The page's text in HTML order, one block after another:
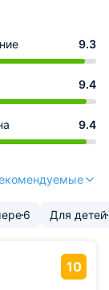
9.3
9.4
9.4
6 Для детей
10